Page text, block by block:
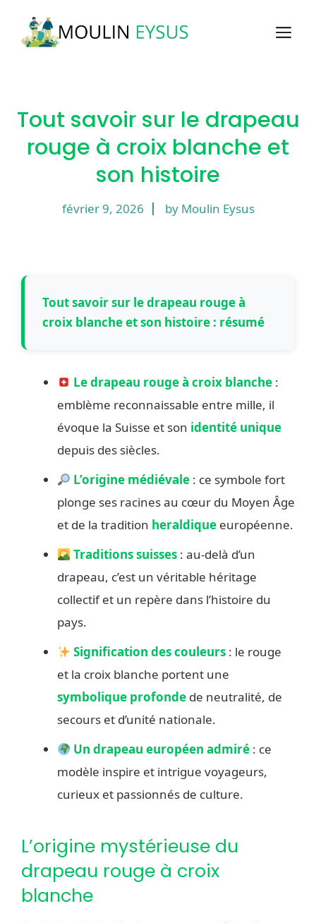
contenu
Tout savoir sur le drapeau
rouge à croix blanche et
son histoire
février 9, 2026 by Moulin Eysus
Tout savoir sur le drapeau rouge à
croix blanche et son histoire : résumé
Le drapeau rouge à croix blanche :
emblème reconnaissable entre mille, il
évoque la Suisse et son identité unique
depuis des siècles.
L’origine médiévale : ce symbole fort
plonge ses racines au cœur du Moyen Âge
et de la tradition heraldique européenne.
Traditions suisses : au-delà d’un
drapeau, c’est un véritable héritage
collectif et un repère dans l’histoire du
pays.
Signification des couleurs : le rouge
et la croix blanche portent une
symbolique profonde de neutralité, de
secours et d’unité nationale.
Un drapeau européen admiré : ce
modèle inspire et intrigue voyageurs,
curieux et passionnés de culture.
L’origine mystérieuse du
drapeau rouge à croix
blanche